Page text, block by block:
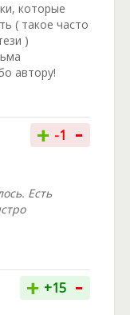
которые
( такое часто
)
автору!
+ -1 -
Есть
+ +15 -